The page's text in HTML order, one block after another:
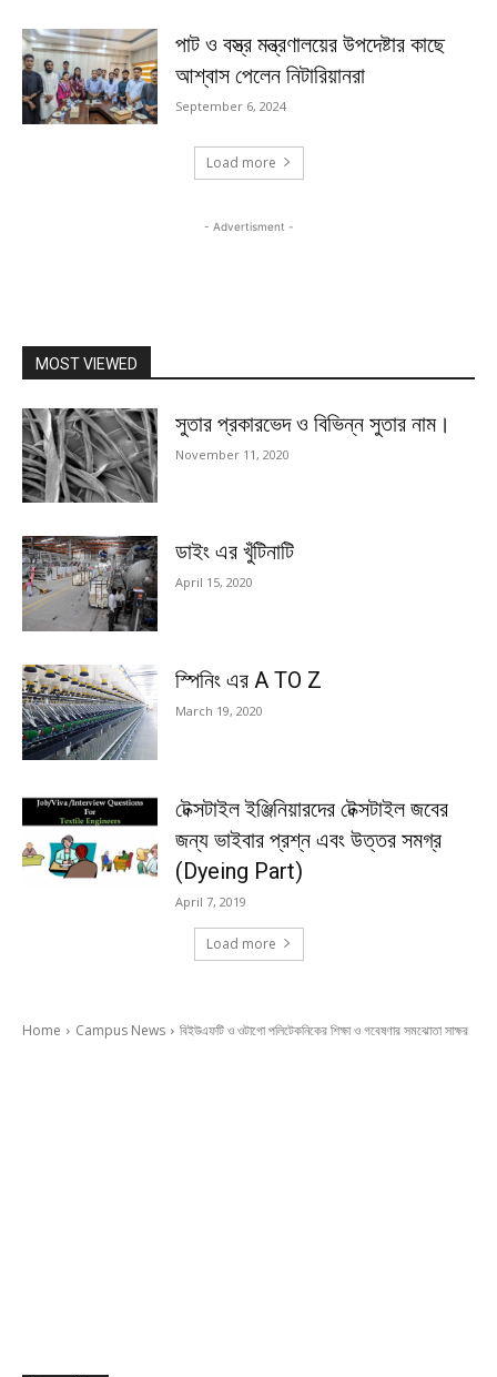
পাট ও বস্ত্র মন্ত্রণালয়ের উপদেষ্টার কাছে
আশ্বাস পেলেন নিটারিয়ানরা
September 6, 2024
Load more
- Advertisment -
MOST VIEWED
সুতার প্রকারভেদ ও বিভিন্ন সুতার নাম।
November 11, 2020
ডাইং এর খুঁটিনাটি
April 15, 2020
স্পিনিং এর A TO Z
March 19, 2020
টেক্সটাইল ইঞ্জিনিয়ারদের টেক্সটাইল জবের
জন্য ভাইবার প্রশ্ন এবং উত্তর সমগ্র
(Dyeing Part)
April 7, 2019
Load more